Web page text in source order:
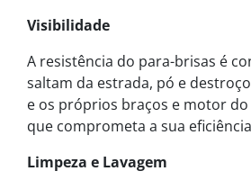
Visibilidade
A resistência do para-brisas é
saltam da estrada, pó e
e os próprios braços e motor
que comprometa a sua
Limpeza e Lavagem